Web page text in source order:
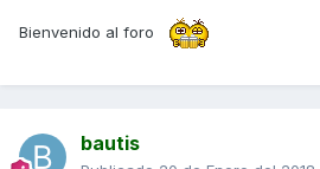
Bienvenido al foro
bautis